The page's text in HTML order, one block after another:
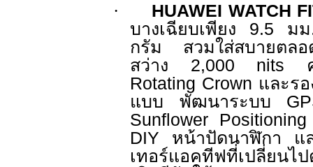
·
HUAWEI WATCH
บางเฉียบเพียง 9.5 ม
กรัม สวมใส่สบายตล
สว่าง 2,000 nits
Rotating Crown และร
แบบ พัฒนาระบบ
Sunflower
DIY หน้าปัดนาฬิกา แ
เทอร์แอคทีฟที่เปลี่ยนไ